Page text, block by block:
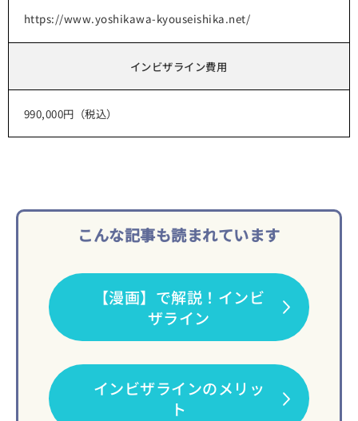
https://www.yoshikawa-kyouseishika.net/
インビザライン費用
990,000円（税込）
こんな記事も読まれています
【漫画】で解説！インビ
ザライン
インビザラインのメリッ
ト